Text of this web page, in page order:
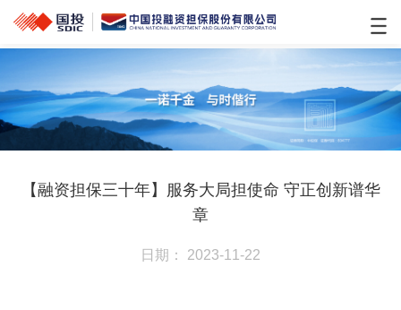
【融资担保三十年】服务大局担使命 守正创新谱华
章
日期： 2023-11-22